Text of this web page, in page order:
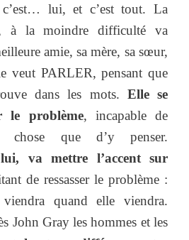
c’est… lui, et c’est tout. La
à la moindre difficulté va
amie, sa mère, sa sœur,
veut PARLER, pensant que
dans les mots. Elle se
le problème, incapable de
chose que d’y penser.
lui, va mettre l’accent sur
de ressasser le problème :
quand elle viendra.
John Gray les hommes et les